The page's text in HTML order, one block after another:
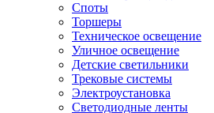
Споты
Торшеры
Техническое освещение
Уличное освещение
Детские светильники
Трековые системы
Электроустановка
Светодиодные ленты